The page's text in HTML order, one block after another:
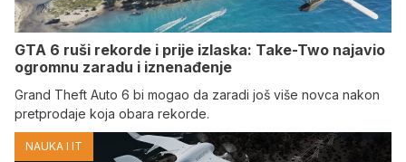
GTA 6 ruši rekorde i prije izlaska: Take-Two najavio
ogromnu zaradu i iznenađenje
Grand Theft Auto 6 bi mogao da zaradi još više novca nakon
pretprodaje koja obara rekorde.
NAUKA I IT